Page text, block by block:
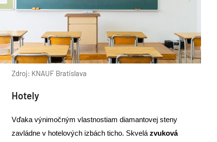
Zdroj: KNAUF Bratislava
Hotely
Vďaka výnimočným vlastnostiam diamantovej steny
zavládne v hotelových izbách ticho. Skvelá zvuková